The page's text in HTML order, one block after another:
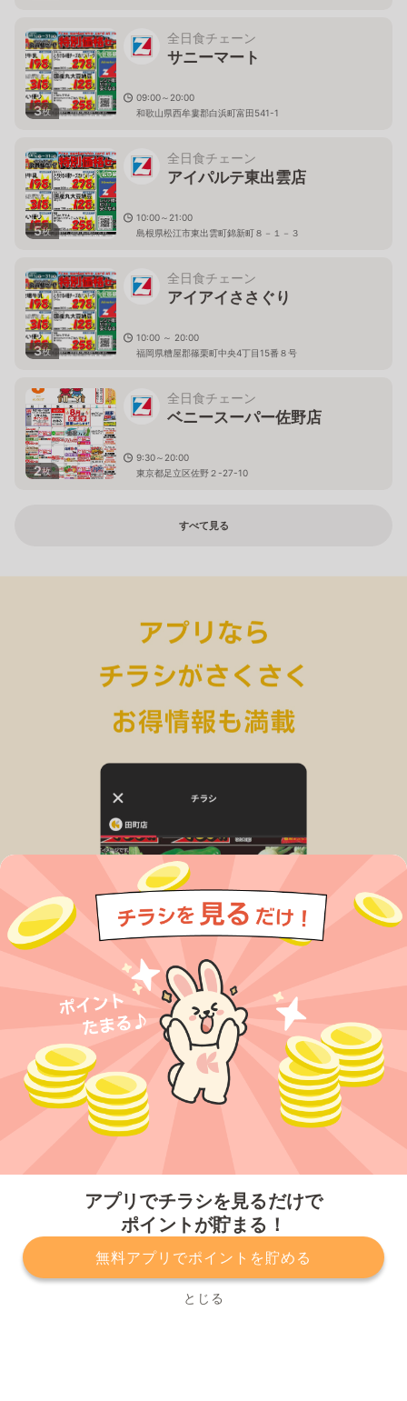
アプリでチラシを見るだけで
ポイントが貯まる！
無料アプリでポイントを貯める
とじる
3枚
全日食チェーン
サニーマート
09:00～20:00
和歌山県西牟婁郡白浜町富田541-1
5枚
全日食チェーン
アイパルテ東出雲店
10:00～21:00
島根県松江市東出雲町錦新町８－１－３
3枚
全日食チェーン
アイアイささぐり
10:00 ～ 20:00
福岡県糟屋郡篠栗町中央4丁目15番８号
2枚
全日食チェーン
ベニースーパー佐野店
9:30～20:00
東京都足立区佐野２-27-10
すべて見る
プライバシーポリシー 利用規約
運営会社
サービスに関してのお問い合わせ